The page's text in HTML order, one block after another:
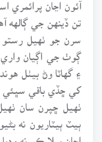
تن ڏينهن جي ڳالهه
سرن جو ٺهيل رستو
ڳوٺ جي اڳيان واريءَ
۽ گهاٽا وڻ بيٺل
کي ڇڏي باقي سڀئي
ٺهيل ڇپرن سان
ٻيٽ ٻيٽاريون نه
اڃان ٻيلا ڪو نه وڍيا